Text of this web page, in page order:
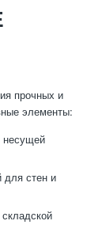
прочных и
элементы:
несущей
для стен и